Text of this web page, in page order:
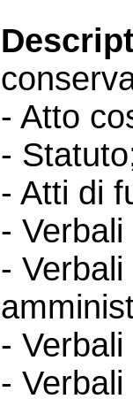
- Atto
-
- Atti di
- Verbali
-
-
-